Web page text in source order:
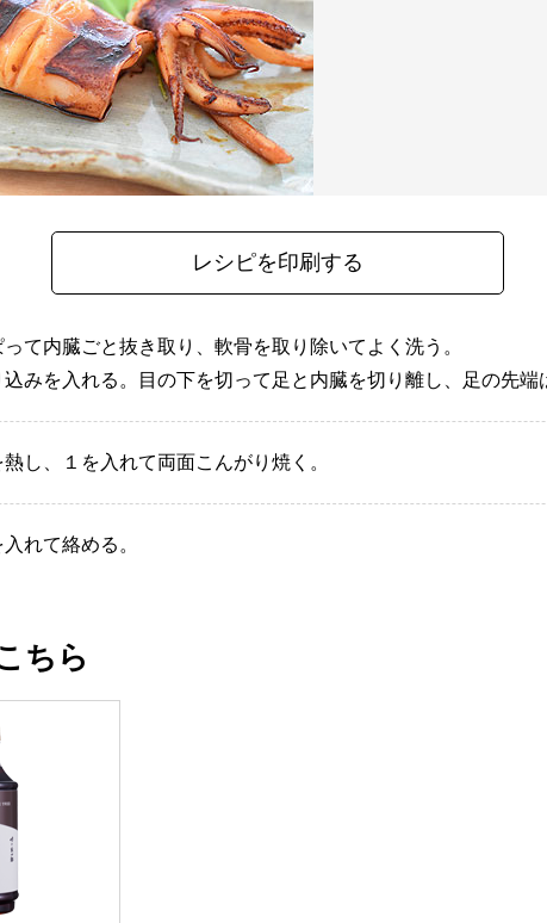
レシピを印刷する
て内臓ごと抜き取り、軟骨を取り除いてよく洗う。
みを入れる。目の下を切って足と内臓を切り離し、足の先端
し、１を入れて両面こんがり焼く。
れて絡める。
ちら